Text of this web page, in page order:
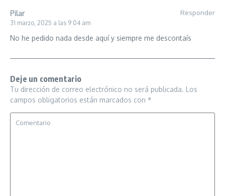
Pilar
31 marzo, 2025 a las 9:04 am
Responder
No he pedido nada desde aquí y siempre me descontaís
Deje un comentario
Tu dirección de correo electrónico no será publicada. Los
campos obligatorios están marcados con *